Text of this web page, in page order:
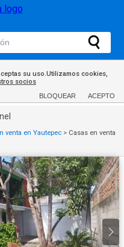
su uso.Utilizamos cookies,
socios
BLOQUEAR ACEPTO
venta en Yautepec > Casas en venta